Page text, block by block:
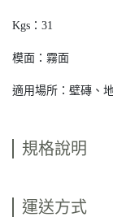
Kgs：31
模面：霧面
適用場所：壁磚、
規格說明
運送方式